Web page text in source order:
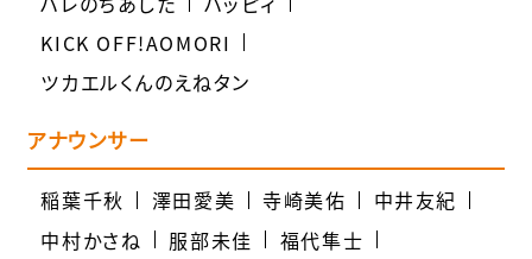
KICK OFF!AOMORI
ツカエルくんのえねタン
アナウンサー
稲葉千秋 澤田愛美 寺崎美佑
中井友紀
中村かさね
服部未佳
福代隼士